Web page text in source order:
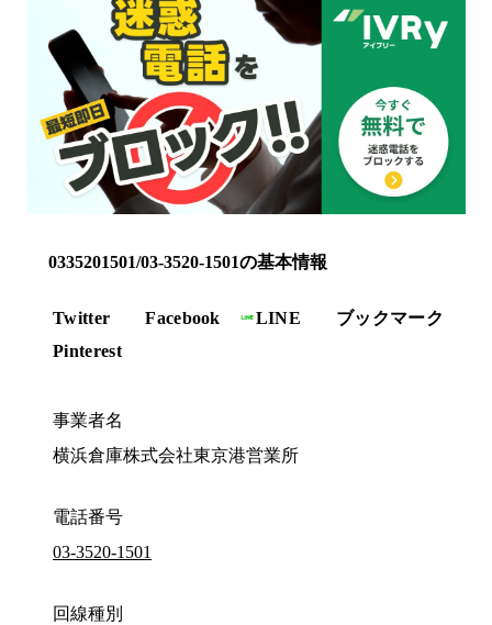
0335201501/03-3520-1501の基本情報
Twitter Facebook LINE
ブックマーク
Pinterest
事業者名
横浜倉庫株式会社東京港営業所
電話番号
03-3520-1501
回線種別